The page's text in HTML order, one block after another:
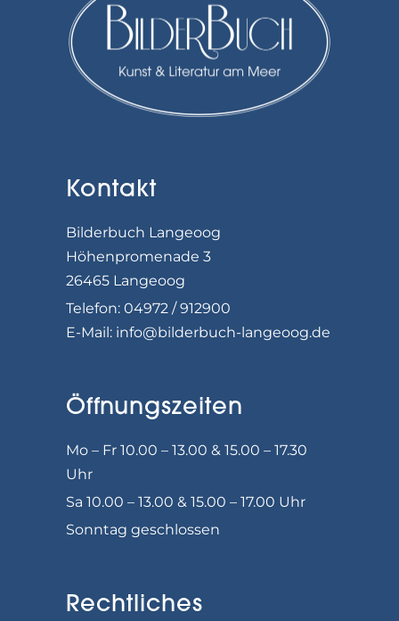
Kontakt
Bilderbuch Langeoog
Höhenpromenade 3
26465 Langeoog
Telefon: 04972 / 912900
E-Mail: info@bilderbuch-langeoog.de
Öffnungszeiten
Mo – Fr 10.00 – 13.00 & 15.00 – 17.30
Uhr
Sa 10.00 – 13.00 & 15.00 – 17.00 Uhr
Sonntag geschlossen
Rechtliches